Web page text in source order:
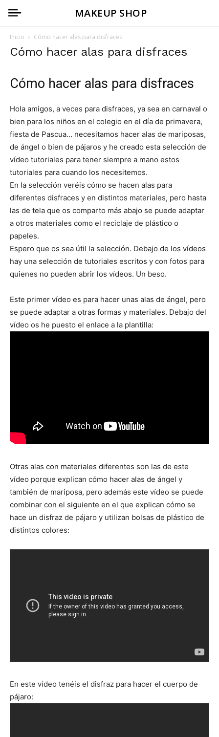
MAKEUP SHOP
Inicio Cómo hacer alas para disfraces
Cómo hacer alas para disfraces
Cómo hacer alas para disfraces
Hola amigos, a veces para disfraces, ya sea en carnaval o
bien para los niños en el colegio en el día de primavera,
fiesta de Pascua… necesitamos hacer alas de mariposas,
de ángel o bien de pájaros y he creado esta selección de
vídeo tutoriales para tener siempre a mano estos
tutoriales para cuando los necesitemos.
En la selección veréis cómo se hacen alas para
diferentes disfraces y en distintos materiales, pero hasta
las de tela que os comparto más abajo se puede adaptar
a otros materiales como el reciclaje de plástico o
papeles.
Espero que os sea útil la selección. Debajo de los vídeos
hay una selección de tutoriales escritos y con fotos para
quienes no pueden abrir los vídeos. Un beso.
Este primer vídeo es para hacer unas alas de ángel, pero
se puede adaptar a otras formas y materiales. Debajo del
vídeo os he puesto el enlace a la plantilla:
Otras alas con materiales diferentes son las de este
vídeo porque explican cómo hacer alas de ángel y
también de mariposa, pero además este vídeo se puede
combinar con el siguiente en el que explican cómo se
hace un disfraz de pájaro y utilizan bolsas de plástico de
distintos colores:
En este vídeo tenéis el disfraz para hacer el cuerpo de
pájaro: